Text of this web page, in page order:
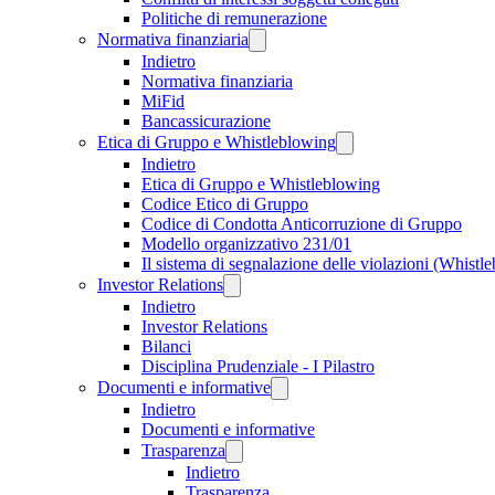
Politiche di remunerazione
Normativa finanziaria
Indietro
Normativa finanziaria
MiFid
Bancassicurazione
Etica di Gruppo e Whistleblowing
Indietro
Etica di Gruppo e Whistleblowing
Codice Etico di Gruppo
Codice di Condotta Anticorruzione di Gruppo
Modello organizzativo 231/01
Il sistema di segnalazione delle violazioni
Investor Relations
Indietro
Investor Relations
Bilanci
Disciplina Prudenziale - I Pilastro
Documenti e informative
Indietro
Documenti e informative
Trasparenza
Indietro